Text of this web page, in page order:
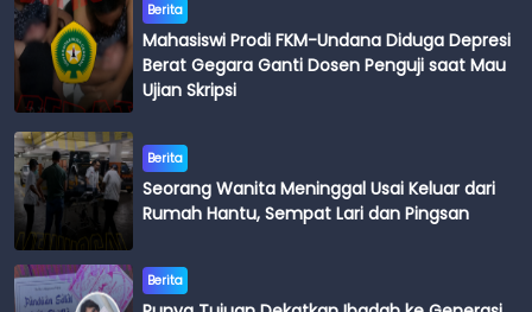
Berita
Mahasiswi Prodi FKM-Undana Diduga Depresi
Berat Gegara Ganti Dosen Penguji saat Mau
Ujian Skripsi
Berita
Seorang Wanita Meninggal Usai Keluar dari
Rumah Hantu, Sempat Lari dan Pingsan
Berita